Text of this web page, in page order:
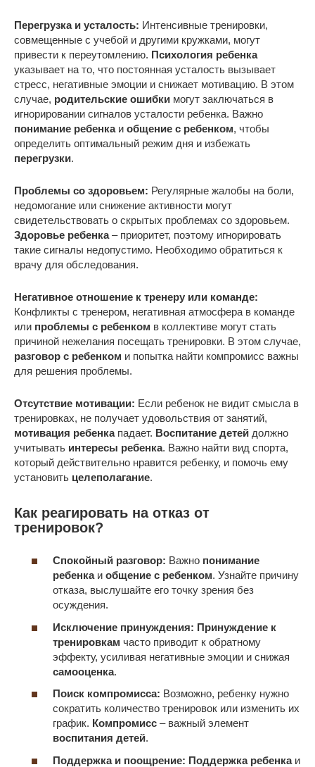
Перегрузка и усталость: Интенсивные тренировки,
совмещенные с учебой и другими кружками, могут
привести к переутомлению. Психология ребенка
указывает на то, что постоянная усталость вызывает
стресс, негативные эмоции и снижает мотивацию. В этом
случае, родительские ошибки могут заключаться в
игнорировании сигналов усталости ребенка. Важно
понимание ребенкаи общение с ребенком, чтобы
определить оптимальный режим дня и избежать
перегрузки.
Проблемы со здоровьем: Регулярные жалобы на боли,
недомогание или снижение активности могут
свидетельствовать о скрытых проблемах со здоровьем.
Здоровье ребенка– приоритет, поэтому игнорировать
такие сигналы недопустимо. Необходимо обратиться к
врачу для обследования.
Негативное отношение к тренеру или команде:
Конфликты с тренером, негативная атмосфера в команде
или проблемы с ребенком в коллективе могут стать
причиной нежелания посещать тренировки. В этом случае,
разговор с ребенком и попытка найти компромисс важны
для решения проблемы.
Отсутствие мотивации: Если ребенок не видит смысла в
тренировках, не получает удовольствия от занятий,
мотивация ребенкападает. Воспитание детей должно
учитывать интересы ребенка. Важно найти вид спорта,
который действительно нравится ребенку, и помочь ему
установить целеполагание.
Как реагировать на отказ от
тренировок?
Спокойный разговор: Важно понимание
ребенкаи общение с ребенком. Узнайте причину
отказа, выслушайте его точку зрения без
осуждения.
Исключение принуждения: Принуждение к
тренировкам часто приводит к обратному
эффекту, усиливая негативные эмоции и снижая
самооценка.
Поиск компромисса: Возможно, ребенку нужно
сократить количество тренировок или изменить их
график. Компромисс – важный элемент
воспитания детей.
Поддержка и поощрение: Поддержка ребенкаи